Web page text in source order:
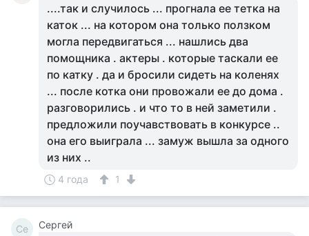
....так и случилось ... прогнала ее тетка на
каток ... на котором она только ползком
могла передвигаться ... нашлись два
помощника . актеры . которые таскали ее
по катку . да и бросили сидеть на коленях
... после котка они провожали ее до дома .
разговорились . и что то в ней заметили .
предложили поучавствовать в конкурсе ..
она его выиграла ... замуж вышла за одного
из них ..
4 года 1
Се Сергей